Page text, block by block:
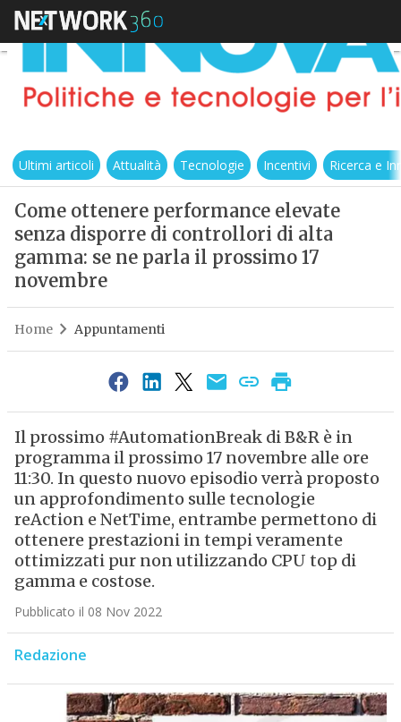
Ultimi articoli Attualità Tecnologie Incentivi Ricerca e
Come ottenere performance elevate
senza disporre di controllori di alta
gamma: se ne parla il prossimo 17
novembre
Home Appuntamenti
Il prossimo #AutomationBreak di B&R è in
programma il prossimo 17 novembre alle ore
11:30. In questo nuovo episodio verrà proposto
un approfondimento sulle tecnologie
reAction e NetTime, entrambe permettono di
ottenere prestazioni in tempi veramente
ottimizzati pur non utilizzando CPU top di
gamma e costose.
Pubblicato il 08 Nov 2022
Redazione